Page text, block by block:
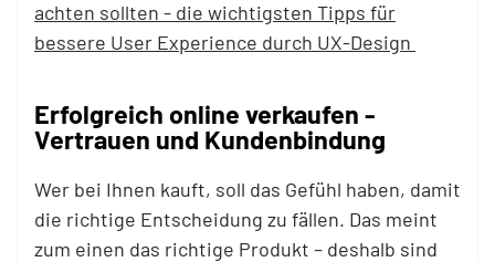
achten sollten - die wichtigsten Tipps für
bessere User Experience durch UX-Design
Erfolgreich online verkaufen -
Vertrauen und Kundenbindung
Wer bei Ihnen kauft, soll das Gefühl haben, damit
die richtige Entscheidung zu fällen. Das meint
zum einen das richtige Produkt – deshalb sind